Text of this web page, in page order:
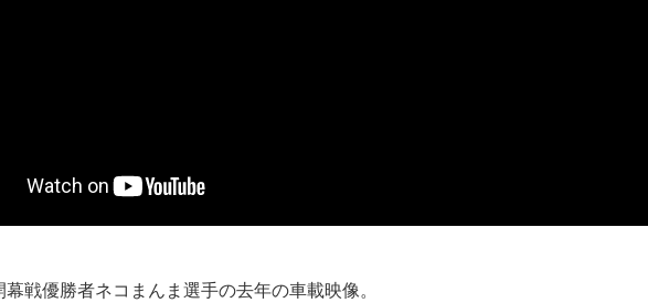
幕戦優勝者ネコまんま選手の去年の車載映像。